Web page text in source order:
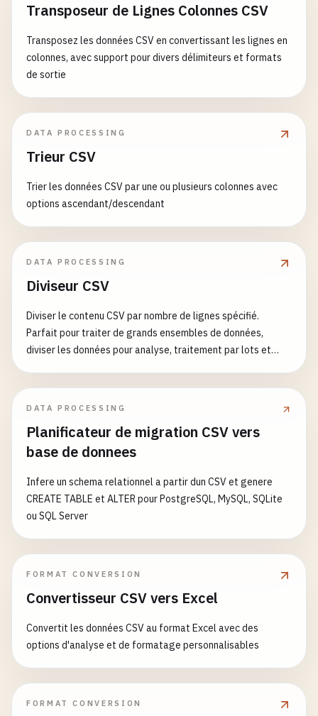
Transposeur de Lignes Colonnes CSV
Transposez les données CSV en convertissant les lignes en
colonnes, avec support pour divers délimiteurs et formats
de sortie
DATA PROCESSING
Trieur CSV
Trier les données CSV par une ou plusieurs colonnes avec
options ascendant/descendant
DATA PROCESSING
Diviseur CSV
Diviser le contenu CSV par nombre de lignes spécifié.
Parfait pour traiter de grands ensembles de données,
diviser les données pour analyse, traitement par lots et
Support pour grands ensembles de données - Traitement
rapide et efficace Cas d'Usage Communs: - Diviser de
pour traitement parallèle - Créer des blocs de données
gérables - Exporter des données dans différents formats -
Préparer les données pour opérations par lots - Gérer les
limitations de taille de fichier
DATA PROCESSING
Planificateur de migration CSV vers
base de donnees
Infere un schema relationnel a partir dun CSV et genere
CREATE TABLE et ALTER pour PostgreSQL, MySQL, SQLite
ou SQL Server
FORMAT CONVERSION
Convertisseur CSV vers Excel
Convertit les données CSV au format Excel avec des
options d'analyse et de formatage personnalisables
FORMAT CONVERSION